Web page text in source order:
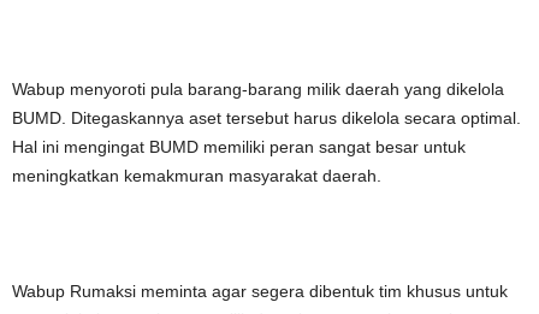
Wabup menyoroti pula barang-barang milik daerah yang dikelola
BUMD. Ditegaskannya aset tersebut harus dikelola secara optimal.
Hal ini mengingat BUMD memiliki peran sangat besar untuk
meningkatkan kemakmuran masyarakat daerah.
Wabup Rumaksi meminta agar segera dibentuk tim khusus untuk